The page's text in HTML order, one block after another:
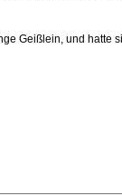
Geißlein, und hatte